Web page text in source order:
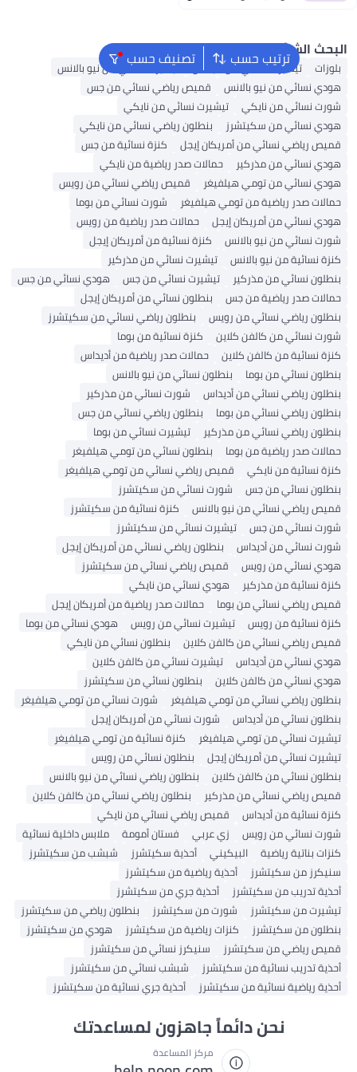
ترتيب حسب تصنيف حسبتيشيرت نسائي من أديداس
تيشيرت نسائي من نيو بالانس
من نيو بالانس
قميص رياضي نسائي من جس
من نايكي
تيشيرت نسائي من نايكي
من سكيتشرز
بنطلون رياضي نسائي من نايكي
نسائي من أمريكان إيجل
كنزة نسائية من جس
من مذركير
حمالات صدر رياضية من نايكي
من تومي هيلفيغر
قميص رياضي نسائي من رويس
رياضية من تومي هيلفيغر
شورت نسائي من بوما
من أمريكان إيجل
حمالات صدر رياضية من رويس
من نيو بالانس
كنزة نسائية من أمريكان إيجل
من نيو بالانس
تيشيرت نسائي من مذركير
من مذركير
تيشيرت نسائي من جس
هودي نسائي من جس
رياضية من جس
بنطلون نسائي من أمريكان إيجل
نسائي من رويس
بنطلون رياضي نسائي من سكيتشرز
من كالفن كلاين
كنزة نسائية من بوما
من كالفن كلاين
حمالات صدر رياضية من أديداس
من بوما
بنطلون نسائي من نيو بالانس
نسائي من أديداس
شورت نسائي من مذركير
نسائي من بوما
بنطلون رياضي نسائي من جس
نسائي من مذركير
تيشيرت نسائي من بوما
رياضية من بوما
بنطلون نسائي من تومي هيلفيغر
من نايكي
قميص رياضي نسائي من تومي هيلفيغر
نسائي من جس
شورت نسائي من سكيتشرز
نسائي من نيو بالانس
كنزة نسائية من سكيتشرز
من جس
تيشيرت نسائي من سكيتشرز
من أديداس
بنطلون رياضي نسائي من أمريكان إيجل
من رويس
قميص رياضي نسائي من سكيتشرز
من مذركير
هودي نسائي من نايكي
نسائي من بوما
حمالات صدر رياضية من أمريكان إيجل
من رويس
تيشيرت نسائي من رويس
هودي نسائي من بوما
نسائي من كالفن كلاين
بنطلون نسائي من نايكي
من أديداس
تيشيرت نسائي من كالفن كلاين
من كالفن كلاين
بنطلون نسائي من سكيتشرز
نسائي من تومي هيلفيغر
شورت نسائي من تومي هيلفيغر
من أديداس
شورت نسائي من أمريكان إيجل
من تومي هيلفيغر
كنزة نسائية من تومي هيلفيغر
من أمريكان إيجل
بنطلون نسائي من رويس
من كالفن كلاين
بنطلون رياضي نسائي من نيو بالانس
نسائي من مذركير
بنطلون رياضي نسائي من كالفن كلاين
من أديداس
قميص رياضي نسائي من نايكي
من رويس
زي عربي فستان أمومة
ملابس داخلية نسائية
رياضية
البيكيني أحذية سكيتشرز
شبشب من سكيتشرز
من سكيتشرز
أحذية رياضية من سكيتشرز
من سكيتشرز
أحذية جري من سكيتشرز
من سكيتشرز
شورت من سكيتشرز
بنطلون رياضي من سكيتشرز
من سكيتشرز
كنزات رياضية من سكيتشرز
هودي من سكيتشرز
من سكيتشرز
سنيكرز نسائي من سكيتشرز
نسائية من سكيتشرز
شبشب نسائي من سكيتشرز
نسائية من سكيتشرز
أحذية جري نسائية من سكيتشرز
نحن دائماً جاهزون لمساعدتك
مركز المساعدة